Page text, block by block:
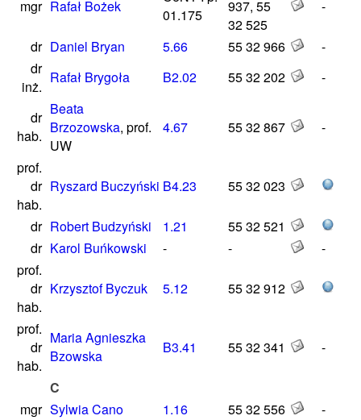
mgr Rafał Bożek
01.175
937, 55
32 525
-
dr Daniel Bryan 5.66 55 32 966
-
dr
inż.
Rafał Brygoła B2.02 55 32 202 -
dr
hab.
Beata
Brzozowska, prof.
UW
4.67 55 32 867 -
prof.
dr
hab.
Ryszard Buczyński B4.23 55 32 023
dr Robert Budzyński 1.21
55 32 521
dr Karol Buńkowski - -
-
prof.
dr
hab.
Krzysztof Byczuk 5.12 55 32 912
prof.
dr
hab.
Maria Agnieszka
Bzowska
B3.41 55 32 341 -
C
mgr Sylwia Cano 1.16 55 32 556
-